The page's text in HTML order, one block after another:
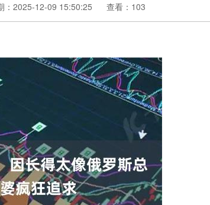
：2025-12-09 15:50:25 查看：103